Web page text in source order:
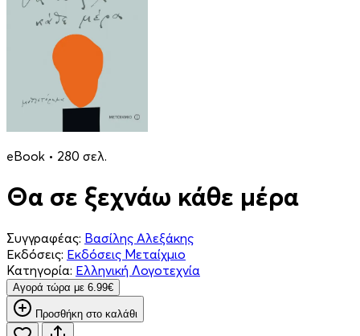
eBook • 280 σελ.
Θα σε ξεχνάω κάθε μέρα
Συγγραφέας: Βασίλης Αλεξάκης
Εκδόσεις: Εκδόσεις Μεταίχμιο
Κατηγορία: Ελληνική Λογοτεχνία
Aγορά τώρα με 6.99€
Προσθήκη στο καλάθι